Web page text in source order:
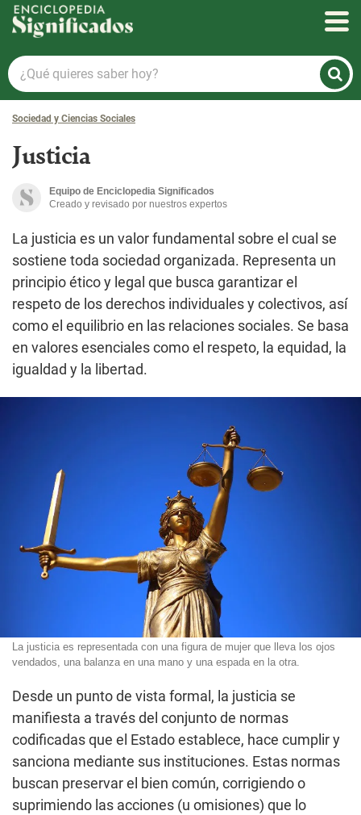
Enciclopedia Significados
¿Qué
quieres
saber
hoy?
Sociedad y Ciencias Sociales
Justicia
Equipo de Enciclopedia Significados
Creado y revisado por nuestros expertos
La justicia es un valor fundamental sobre el cual se
sostiene toda sociedad organizada. Representa un
principio ético y legal que busca garantizar el
respeto de los derechos individuales y colectivos, así
como el equilibrio en las relaciones sociales. Se basa
en valores esenciales como el respeto, la equidad, la
igualdad y la libertad.
La justicia es representada con una figura de mujer que lleva los ojos
vendados, una balanza en una mano y una espada en la otra.
Desde un punto de vista formal, la justicia se
manifiesta a través del conjunto de normas
codificadas que el Estado establece, hace cumplir y
sanciona mediante sus instituciones. Estas normas
buscan preservar el bien común, corrigiendo o
suprimiendo las acciones (u omisiones) que lo